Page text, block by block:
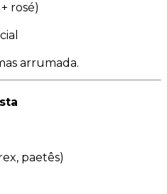
rosé)
arrumada.
paetês)